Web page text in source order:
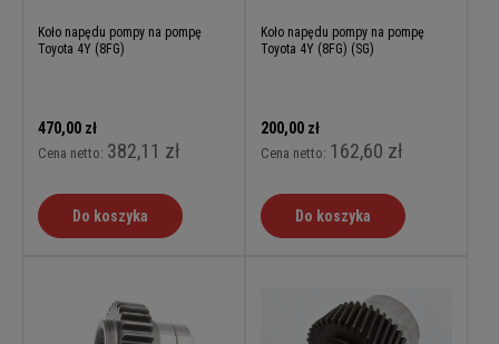
Koło napędu pompy na pompę
Toyota 4Y (8FG)
470,00 zł
Cena netto: 382,11 zł
Do koszyka
Koło napędu pompy na pompę
Toyota 4Y (8FG) (SG)
200,00 zł
Cena netto: 162,60 zł
Do koszyka